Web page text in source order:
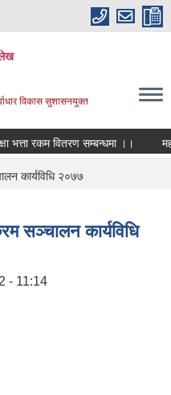
विकास सुशासनयुक्त
भत्ता रकम वितरण सम्बन्धमा ।।
कार्यविधि २०७७
सञ्चालन कार्यविधि
- 11:14